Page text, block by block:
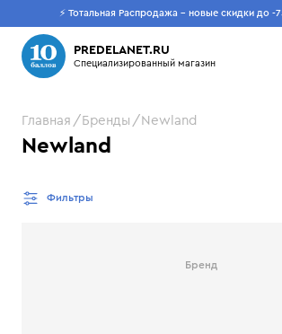
⚡ Тотальная Распродажа - новые скидки до -
PREDELANET.RU
Специализированный магазин
Пусто
Что будем искать?
Главная Бренды Newland
Newland
Фильтры
Бренд